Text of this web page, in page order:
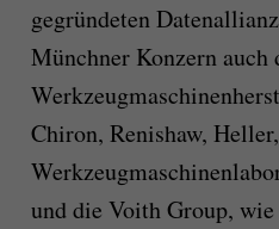
gegründeten
Münchner Konzern auch
Chiron, Renishaw,
und die Voith Group,